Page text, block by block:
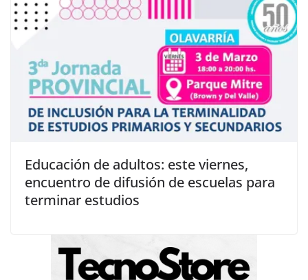
Educación de adultos: este viernes,
encuentro de difusión de escuelas para
terminar estudios